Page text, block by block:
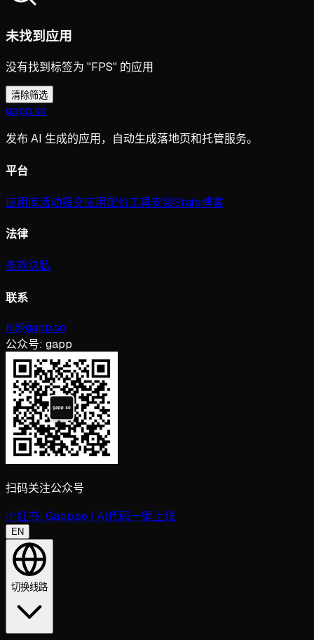
未找到应用
没有找到标签为 "FPS" 的应用
清除筛选
gapp.so
发布 AI 生成的应用，自动生成落地页和托管服务。
平台
应用库活动提交应用定价工具安装State博客
法律
条款隐私
联系
hi@gapp.so
公众号: gapp
扫码关注公众号
小红书: Gapp.so | AI代码一键上线
EN
切换线路